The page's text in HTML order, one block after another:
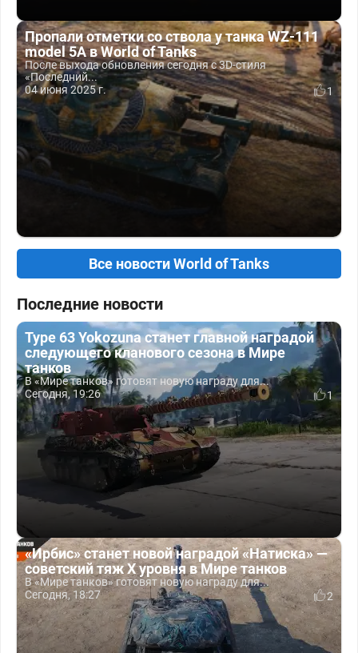
Пропали отметки со ствола у танка WZ-111
model 5A в World of Tanks
После выхода обновления сегодня с 3D-стиля
«Последний...
04 июня 2025 г.
1
Все новости World of Tanks
Последние новости
Type 63 Yokozuna станет главной наградой
следующего кланового сезона в Мире
танков
В «Мире танков» готовят новую награду для...
Сегодня, 19:26
1
«Ирбис» станет новой наградой «Натиска» —
советский тяж X уровня в Мире танков
В «Мире танков» готовят новую награду для...
Сегодня, 18:27
2